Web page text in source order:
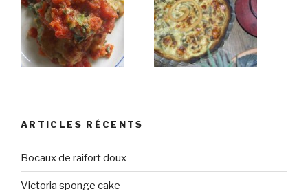
ARTICLES RÉCENTS
Bocaux de raifort doux
Victoria sponge cake